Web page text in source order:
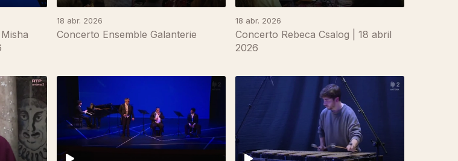
18 abr. 2026
Concerto Ensemble Galanterie
18 abr. 2026
Concerto Rebeca Csalog | 18 abril
2026